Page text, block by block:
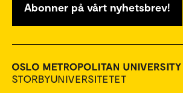
Abonner på vårt nyhetsbrev!